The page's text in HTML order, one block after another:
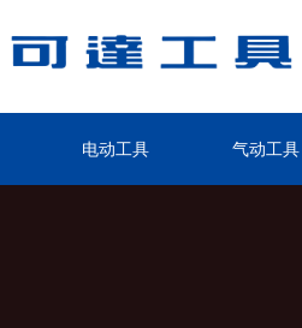
电动工具 气动工具